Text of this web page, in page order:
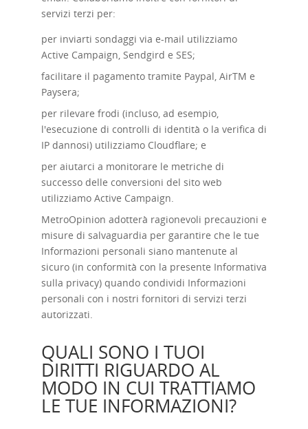
servizi terzi per:
per inviarti sondaggi via e-mail utilizziamo
Active Campaign, Sendgird e SES;
facilitare il pagamento tramite Paypal, AirTM e
Paysera;
per rilevare frodi (incluso, ad esempio,
l'esecuzione di controlli di identità o la verifica di
IP dannosi) utilizziamo Cloudflare; e
per aiutarci a monitorare le metriche di
successo delle conversioni del sito web
utilizziamo Active Campaign.
MetroOpinion adotterà ragionevoli precauzioni e
misure di salvaguardia per garantire che le tue
Informazioni personali siano mantenute al
sicuro (in conformità con la presente Informativa
sulla privacy) quando condividi Informazioni
personali con i nostri fornitori di servizi terzi
autorizzati.
QUALI SONO I TUOI
DIRITTI RIGUARDO AL
MODO IN CUI TRATTIAMO
LE TUE INFORMAZIONI?